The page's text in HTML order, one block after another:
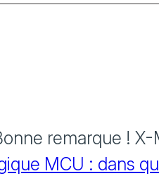
remarque !
MCU : dans